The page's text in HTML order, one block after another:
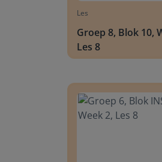
Les
Groep 8, Blok 10,
Les 8